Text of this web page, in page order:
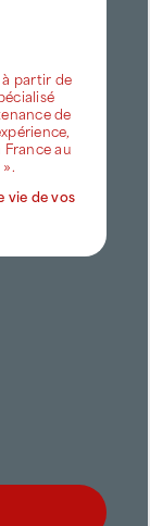
partir de
de
au
vie de vos